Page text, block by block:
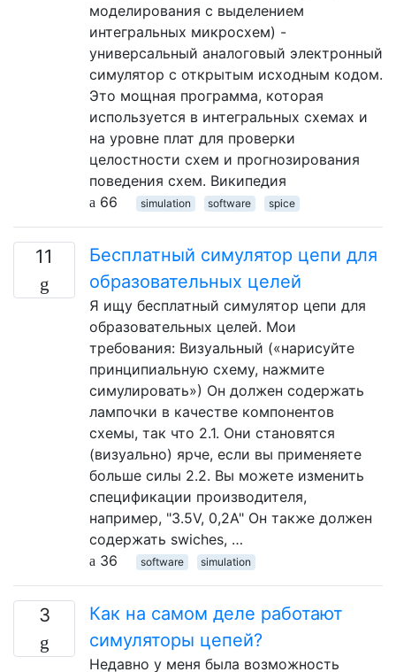
моделирования с выделением
интегральных микросхем) -
универсальный аналоговый электронный
симулятор с открытым исходным кодом.
Это мощная программа, которая
используется в интегральных схемах и
на уровне плат для проверки
целостности схем и прогнозирования
поведения схем. Википедия
66
simulation software spice
11
Бесплатный симулятор цепи для
образовательных целей
Я ищу бесплатный симулятор цепи для
образовательных целей. Мои
требования: Визуальный («нарисуйте
принципиальную схему, нажмите
симулировать») Он должен содержать
лампочки в качестве компонентов
схемы, так что 2.1. Они становятся
(визуально) ярче, если вы применяете
больше силы 2.2. Вы можете изменить
спецификации производителя,
например, "3.5V, 0,2A" Он также должен
содержать swiches, …
36
software simulation
3
Как на самом деле работают
симуляторы цепей?
Недавно у меня была возможность